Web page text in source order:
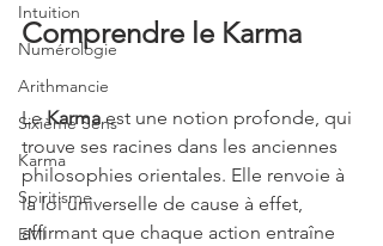
Intuition
Numérologie
Arithmancie
Sixième Sens
Karma
Spiritisme
EMI
Comprendre le Karma
Le Karma est une notion profonde, qui
trouve ses racines dans les anciennes
philosophies orientales. Elle renvoie à
la loi universelle de cause à effet,
affirmant que chaque action entraîne